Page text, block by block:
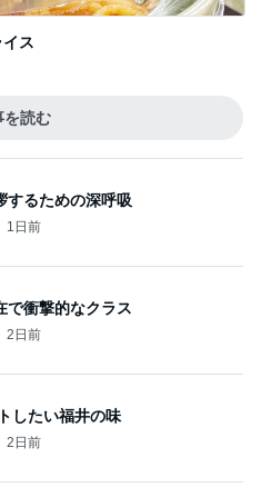
ス
を読む
するための深呼吸
1日前
で衝撃的なクラス
2日前
したい福井の味
2日前